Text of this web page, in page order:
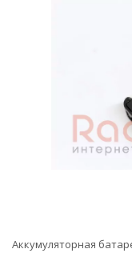
Аккумуляторная